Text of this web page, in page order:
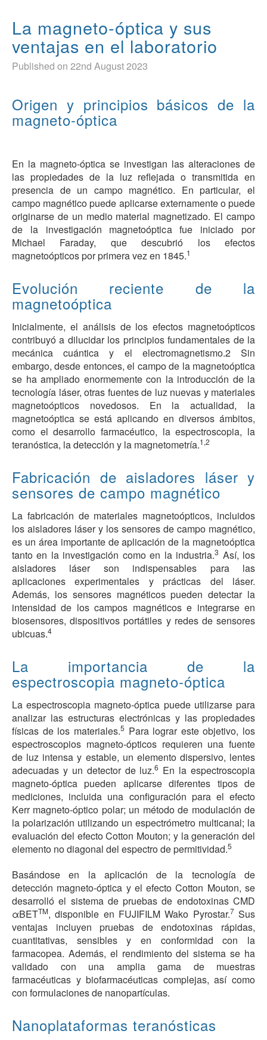
La magneto-óptica y sus
ventajas en el laboratorio
Published on 22nd August 2023
Origen y principios básicos de la
magneto-óptica
En la magneto-óptica se investigan las alteraciones de
las propiedades de la luz reflejada o transmitida en
presencia de un campo magnético. En particular, el
campo magnético puede aplicarse externamente o puede
originarse de un medio material magnetizado. El campo
de la investigación magnetoóptica fue iniciado por
Michael Faraday, que descubrió los efectos
magnetoópticos por primera vez en 1845.1
Evolución reciente de la
magnetoóptica
Inicialmente, el análisis de los efectos magnetoópticos
contribuyó a dilucidar los principios fundamentales de la
mecánica cuántica y el electromagnetismo.2 Sin
embargo, desde entonces, el campo de la magnetoóptica
se ha ampliado enormemente con la introducción de la
tecnología láser, otras fuentes de luz nuevas y materiales
magnetoópticos novedosos. En la actualidad, la
magnetoóptica se está aplicando en diversos ámbitos,
como el desarrollo farmacéutico, la espectroscopia, la
teranóstica, la detección y la magnetometría.1,2
Fabricación de aisladores láser y
sensores de campo magnético
La fabricación de materiales magnetoópticos, incluidos
los aisladores láser y los sensores de campo magnético,
es un área importante de aplicación de la magnetoóptica
tanto en la investigación como en la industria.3 Así, los
aisladores láser son indispensables para las
aplicaciones experimentales y prácticas del láser.
Además, los sensores magnéticos pueden detectar la
intensidad de los campos magnéticos e integrarse en
biosensores, dispositivos portátiles y redes de sensores
ubicuas.4
La importancia de la
espectroscopia magneto-óptica
La espectroscopia magneto-óptica puede utilizarse para
analizar las estructuras electrónicas y las propiedades
físicas de los materiales.5 Para lograr este objetivo, los
espectroscopios magneto-ópticos requieren una fuente
de luz intensa y estable, un elemento dispersivo, lentes
adecuadas y un detector de luz.6 En la espectroscopia
magneto-óptica pueden aplicarse diferentes tipos de
mediciones, incluida una configuración para el efecto
Kerr magneto-óptico polar; un método de modulación de
la polarización utilizando un espectrómetro multicanal; la
evaluación del efecto Cotton Mouton; y la generación del
elemento no diagonal del espectro de permitividad.5
Basándose en la aplicación de la tecnología de
detección magneto-óptica y el efecto Cotton Mouton, se
desarrolló el sistema de pruebas de endotoxinas CMD
αBETTM, disponible en FUJIFILM Wako Pyrostar.7Sus
ventajas incluyen pruebas de endotoxinas rápidas,
cuantitativas, sensibles y en conformidad con la
farmacopea. Además, el rendimiento del sistema se ha
validado con una amplia gama de muestras
farmacéuticas y biofarmacéuticas complejas, así como
con formulaciones de nanopartículas.
Nanoplataformas teranósticas